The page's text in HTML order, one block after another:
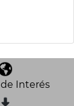
Interés